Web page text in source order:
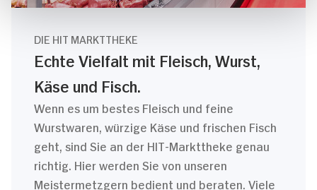
DIE HIT MARKTTHEKE
Echte Vielfalt mit Fleisch, Wurst,
Käse und Fisch.
Wenn es um bestes Fleisch und feine
Wurstwaren, würzige Käse und frischen Fisch
geht, sind Sie an der HIT-Markttheke genau
richtig. Hier werden Sie von unseren
Meistermetzgern bedient und beraten. Viele